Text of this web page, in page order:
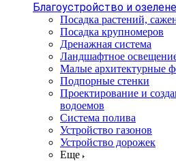
Благоустройство и
Посадка растений,
Посадка крупномеров
Дренажная система
Ландшафтное
Малые архитектурные
Подпорные стенки
Проектирование и
водоемов
Система полива
Устройство газонов
Устройство дорожек
Еще